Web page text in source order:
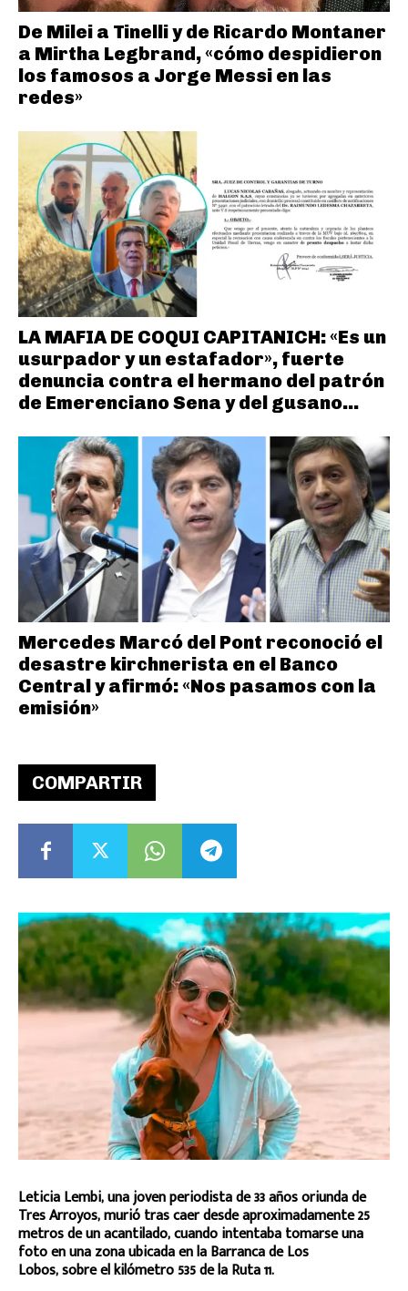
COMPARTIR
Leticia Lembi, una joven periodista de 33 años oriunda de
Tres Arroyos, murió tras caer desde aproximadamente 25
metros de un acantilado, cuando intentaba tomarse una
foto en una zona ubicada en la Barranca de Los
Lobos, sobre el kilómetro 535 de la Ruta 11.
De Milei a Tinelli y de Ricardo Montaner
a Mirtha Legbrand, «cómo despidieron
los famosos a Jorge Messi en las
redes»
LA MAFIA DE COQUI CAPITANICH: «Es un
usurpador y un estafador», fuerte
denuncia contra el hermano del patrón
de Emerenciano Sena y del gusano...
Mercedes Marcó del Pont reconoció el
desastre kirchnerista en el Banco
Central y afirmó: «Nos pasamos con la
emisión»